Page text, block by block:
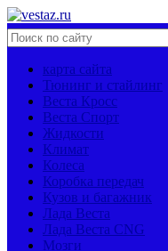
карта сайта
Тюнинг и стайлинг
Веста Кросс
Веста Спорт
Жидкости
Климат
Колеса
Коробка передач
Кузов и багажник
Лада Веста
Лада Веста CNG
Мозги